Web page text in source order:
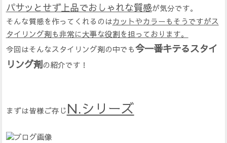
パサッとせず上品でおしゃれな質感が気分です。
そんな質感を作ってくれるのはカットやカラーもそうですがス
タイリング剤も非常に大事な役割を担っております。
今回はそんなスタイリング剤の中でも今一番キテるスタイ
リング剤の紹介です！
まずは皆様ご存じ N.シリーズ